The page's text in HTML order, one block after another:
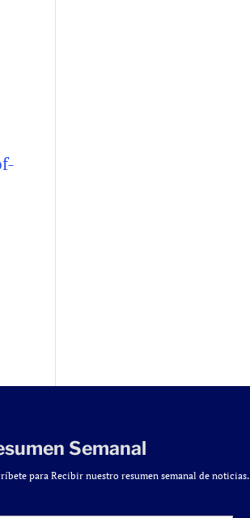
Semanal
para Recibir nuestro resumen semanal de noticias.